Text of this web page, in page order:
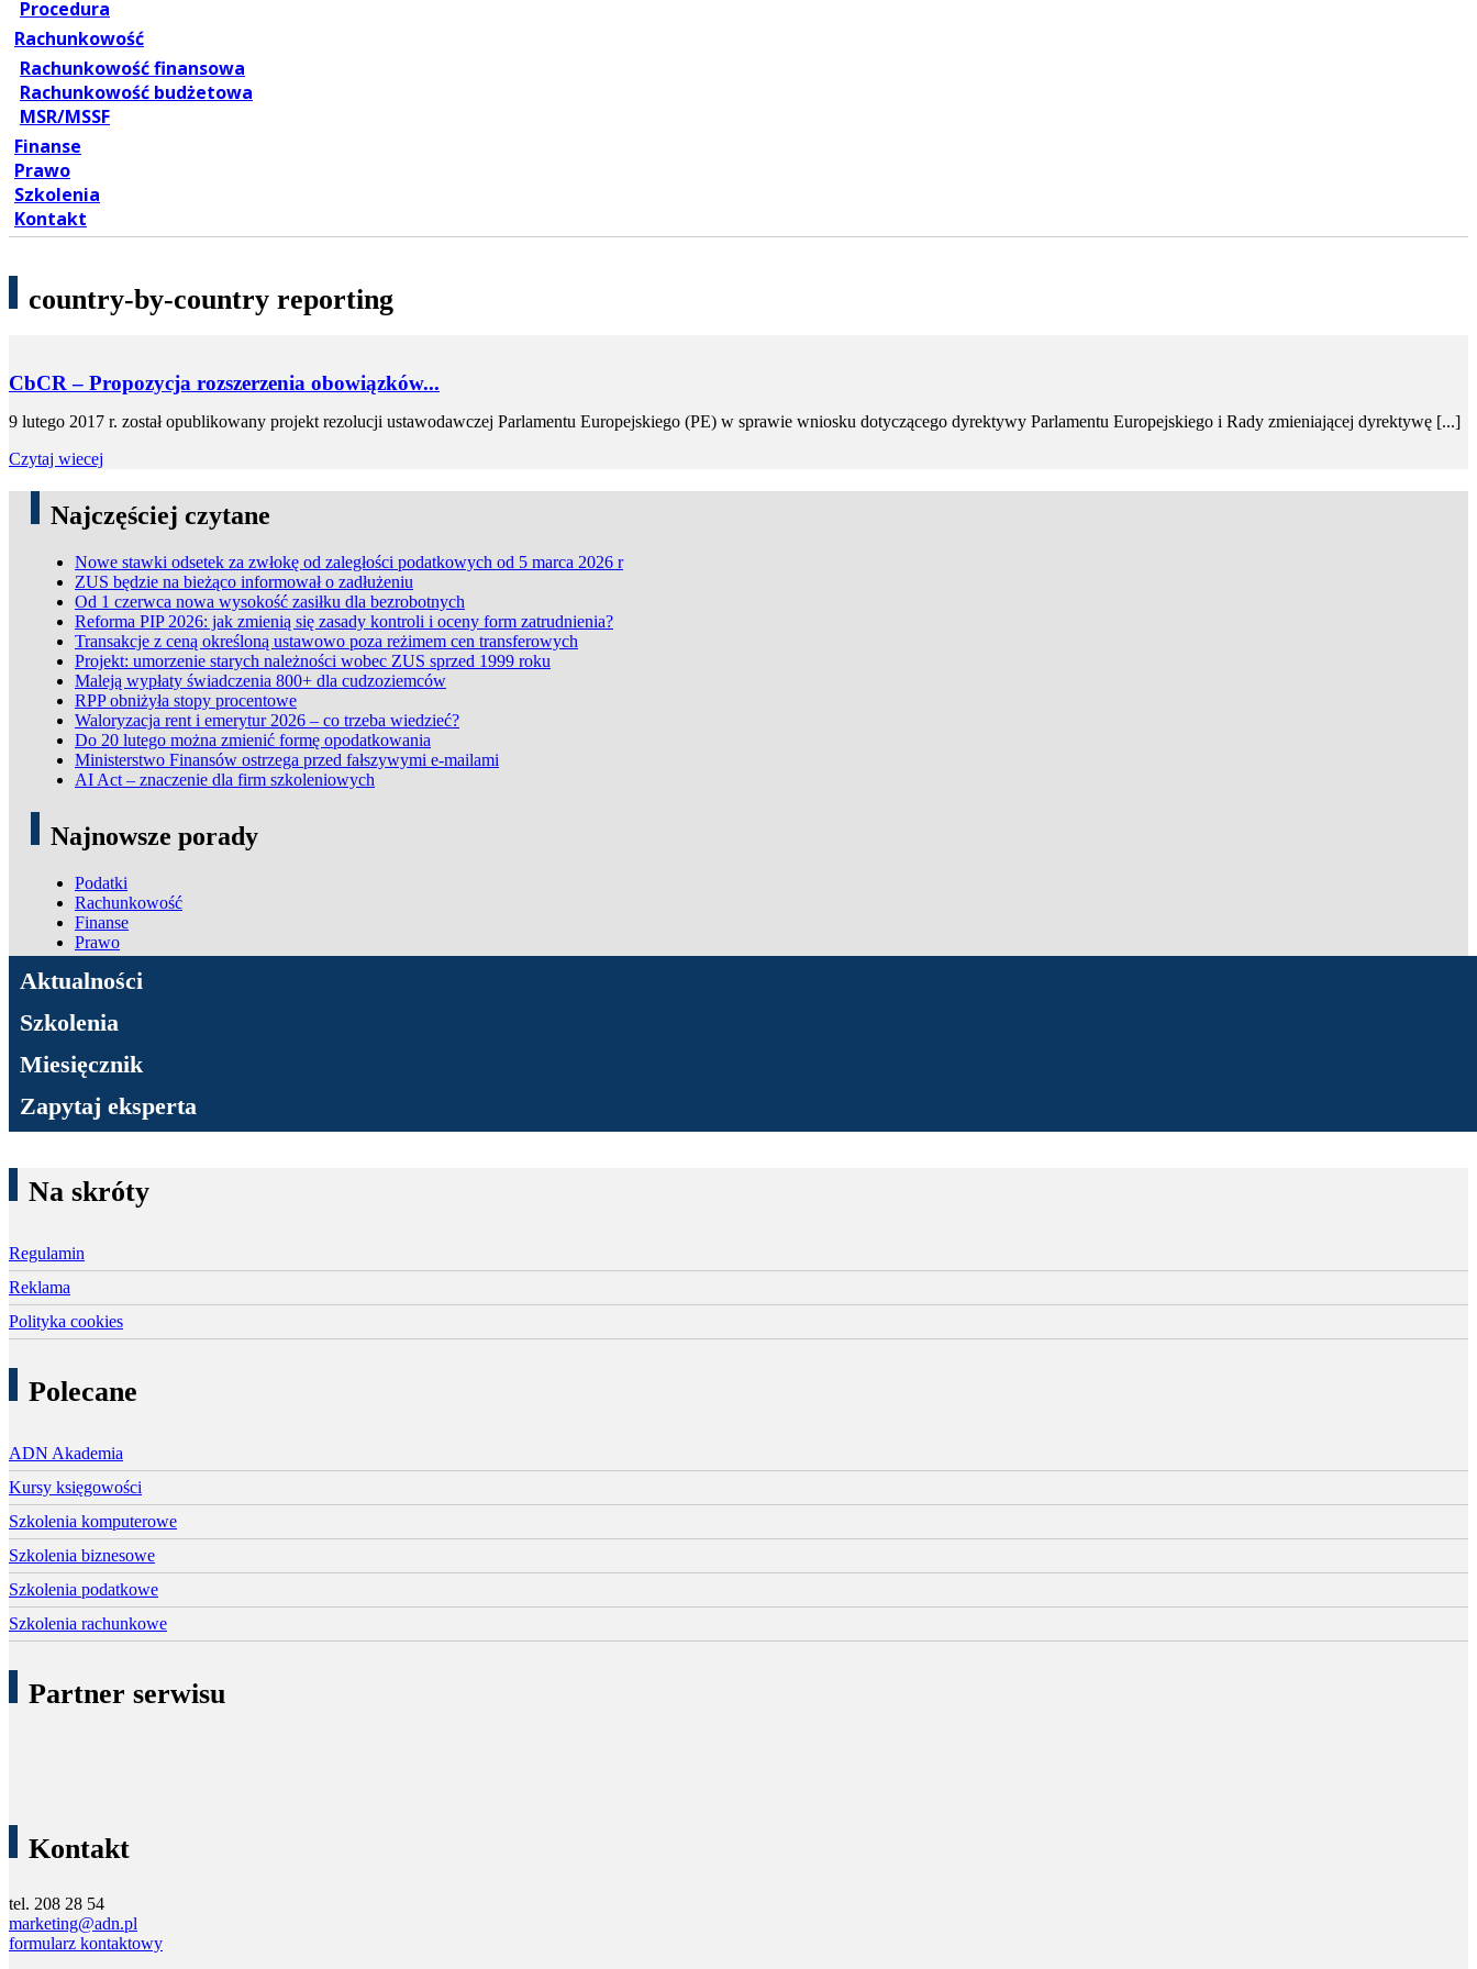
Procedura
Rachunkowość
Rachunkowość finansowa
Rachunkowość budżetowa
MSR/MSSF
Finanse
Prawo
Szkolenia
Kontakt
country-by-country reporting
CbCR – Propozycja rozszerzenia obowiązków...
9 lutego 2017 r. został opublikowany projekt rezolucji ustawodawczej Parlamentu Europejskiego (PE) w sprawie wniosku dotyczącego dyrektywy Parlamentu Europejskiego i Rady zmieniającej dyrektywę [...]
Czytaj wiecej
Pages
Najczęściej czytane
Nowe stawki odsetek za zwłokę od zaległości podatkowych od 5 marca 2026 r
ZUS będzie na bieżąco informował o zadłużeniu
Od 1 czerwca nowa wysokość zasiłku dla bezrobotnych
Reforma PIP 2026: jak zmienią się zasady kontroli i oceny form zatrudnienia?
Transakcje z ceną określoną ustawowo poza reżimem cen transferowych
Projekt: umorzenie starych należności wobec ZUS sprzed 1999 roku
Maleją wypłaty świadczenia 800+ dla cudzoziemców
RPP obniżyła stopy procentowe
Waloryzacja rent i emerytur 2026 – co trzeba wiedzieć?
Do 20 lutego można zmienić formę opodatkowania
Ministerstwo Finansów ostrzega przed fałszywymi e-mailami
AI Act – znaczenie dla firm szkoleniowych
Najnowsze porady
Podatki
Rachunkowość
Finanse
Prawo
ADN Podatki
Aktualności
Szkolenia
Miesięcznik
Zapytaj eksperta
Na skróty
Regulamin
Reklama
Polityka cookies
Polecane
ADN Akademia
Kursy księgowości
Szkolenia komputerowe
Szkolenia biznesowe
Szkolenia podatkowe
Szkolenia rachunkowe
Partner serwisu
Kontakt
tel. 208 28 54
marketing@adn.pl
formularz kontaktowy